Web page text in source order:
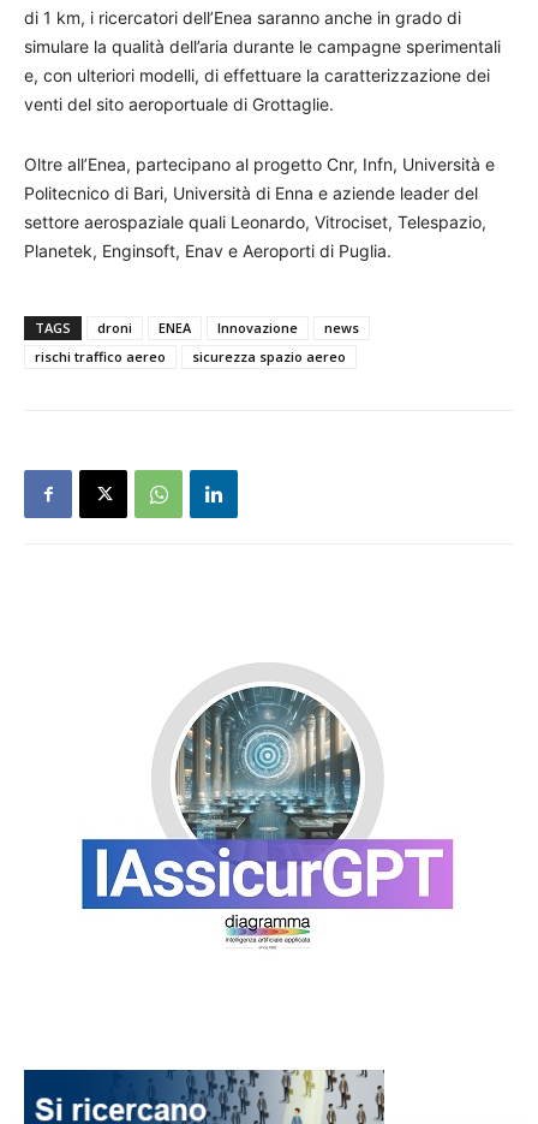
di 1 km, i ricercatori dell’Enea saranno anche in grado di
simulare la qualità dell’aria durante le campagne sperimentali
e, con ulteriori modelli, di effettuare la caratterizzazione dei
venti del sito aeroportuale di Grottaglie.
Oltre all’Enea, partecipano al progetto Cnr, Infn, Università e
Politecnico di Bari, Università di Enna e aziende leader del
settore aerospaziale quali Leonardo, Vitrociset, Telespazio,
Planetek, Enginsoft, Enav e Aeroporti di Puglia.
TAGS droni ENEA Innovazione
news
rischi traffico aereo
sicurezza spazio aereo